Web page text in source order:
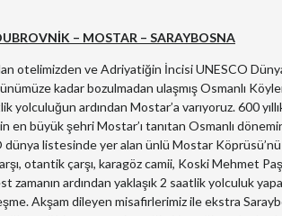
– MOSTAR – SARAYBOSNA
otelimizden ve Adriyatiğin İncisi UNESCO
kadar bozulmadan ulaşmış Osmanlı
yolculuğun ardından Mostar’a varıyoruz. 600
en büyük şehri Mostar’ı tanıtan Osmanlı
dünya listesinde yer alan ünlü Mostar
otantik çarşı, karagöz camii, Koski Mehmet
ardından yaklaşık 2 saatlik yolculuk
Akşam dileyen misafirlerimiz ile ekstra